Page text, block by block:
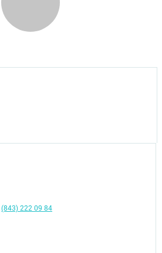
(843) 222 09 84